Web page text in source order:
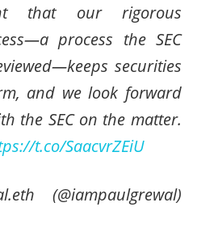
that our rigorous
process the SEC
securities
and we look forward
the SEC on the matter.
t.co/SaacvrZEiU
(@iampaulgrewal)